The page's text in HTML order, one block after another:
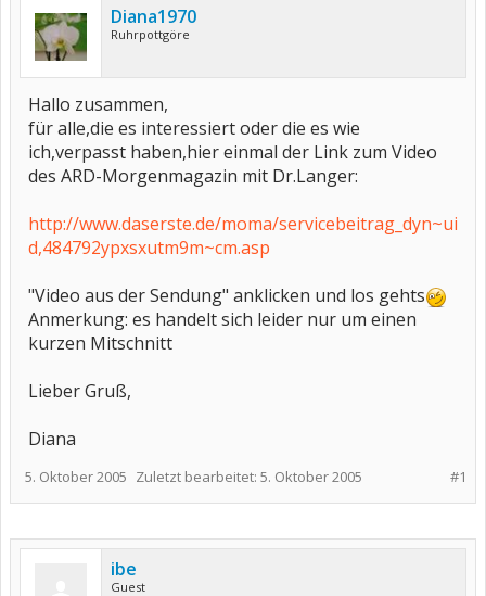
Diana1970
Ruhrpottgöre
Hallo zusammen,
für alle,die es interessiert oder die es wie
ich,verpasst haben,hier einmal der Link zum Video
des ARD-Morgenmagazin mit Dr.Langer:
http://www.daserste.de/moma/servicebeitrag_dyn~ui
d,484792ypxsxutm9m~cm.asp
"Video aus der Sendung" anklicken und los gehts
Anmerkung: es handelt sich leider nur um einen
kurzen Mitschnitt
Lieber Gruß,
Diana
#1
5. Oktober 2005 Zuletzt bearbeitet: 5. Oktober 2005
ibe
Guest